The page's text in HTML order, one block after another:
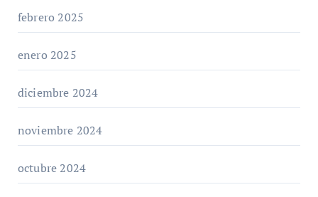
febrero 2025
enero 2025
diciembre 2024
noviembre 2024
octubre 2024